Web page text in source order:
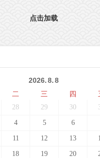
infiltration”，推出全新超快速三
）成像原理，创新性融合快速
生成算法，解决了三维病理
点击加载
2026.8.8
二 三 四
28 29 30
4 5 6
11 12 13
18 19 20